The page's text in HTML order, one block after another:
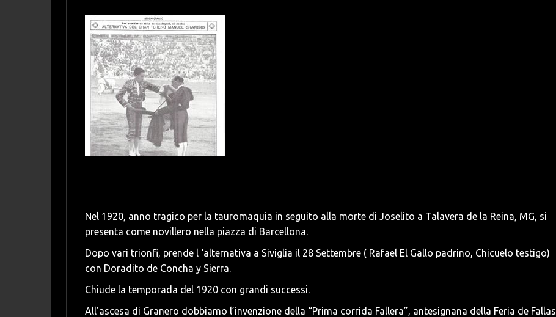
Nel 1920, anno tragico per la tauromaquia in seguito alla morte di Joselito a Talavera de la Reina, MG, si
presenta come novillero nella piazza di Barcellona.
Dopo vari trionfi, prende l ‘alternativa a Siviglia il 28 Settembre ( Rafael El Gallo padrino, Chicuelo testigo)
con Doradito de Concha y Sierra.
Chiude la temporada del 1920 con grandi successi.
All’ascesa di Granero dobbiamo l’invenzione della “Prima corrida Fallera”, antesignana della Feria de Fallas.